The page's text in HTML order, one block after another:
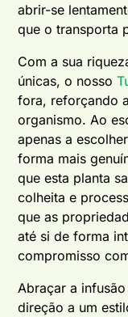
abrir-se
que o transporta
Com a sua
únicas, o nosso
fora, reforçando
organismo. Ao
apenas a
forma mais
que esta planta
colheita e
que as
até si de forma
compromisso
Abraçar a
direção a um